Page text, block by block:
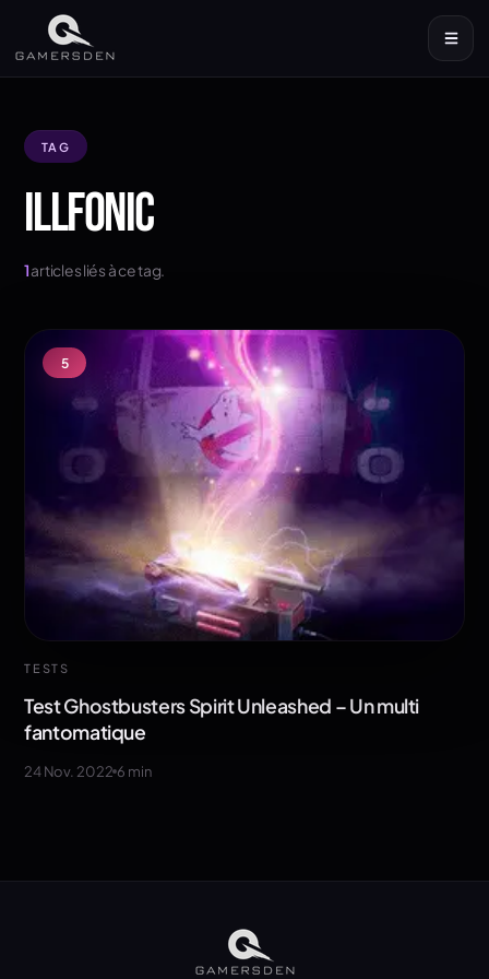
TAG
ILLFONIC
1articles liés à ce tag.
5
TESTS
Test Ghostbusters Spirit Unleashed – Un multi
fantomatique
24 Nov. 2022 6 min